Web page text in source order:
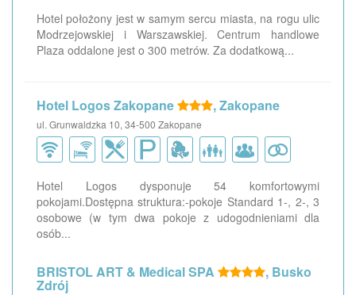
Hotel położony jest w samym sercu miasta, na rogu ulic
Modrzejowskiej i Warszawskiej. Centrum handlowe
Plaza oddalone jest o 300 metrów. Za dodatkową...
Hotel Logos Zakopane , Zakopane
ul. Grunwaldzka 10, 34-500 Zakopane
Hotel Logos dysponuje 54 komfortowymi
pokojami.Dostępna struktura:-pokoje Standard 1-, 2-, 3
osobowe (w tym dwa pokoje z udogodnieniami dla
osób...
BRISTOL ART & Medical SPA , Busko
Zdrój